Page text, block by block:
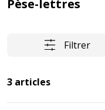
Pèse-lettres
Filtrer
3 articles